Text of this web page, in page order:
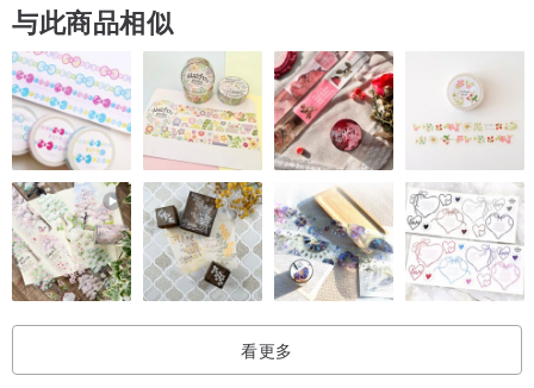
与此商品相似
看更多